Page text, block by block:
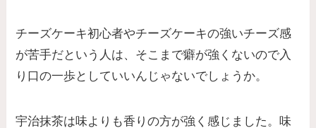
チーズケーキ初心者やチーズケーキの強いチーズ感
が苦手だという人は、そこまで癖が強くないので入
り口の一歩としていいんじゃないでしょうか。
宇治抹茶は味よりも香りの方が強く感じました。味